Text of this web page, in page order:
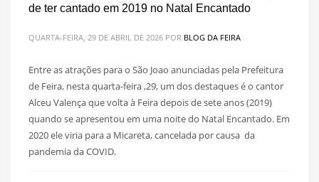
de ter cantado em 2019 no Natal Encantado
QUARTA-FEIRA, 29 DE ABRIL DE 2026 POR BLOG DA FEIRA
Entre as atrações para o São Joao anunciadas pela Prefeitura
de Feira, nesta quarta-feira ,29, um dos destaques é o cantor
Alceu Valença que volta à Feira depois de sete anos (2019)
quando se apresentou em uma noite do Natal Encantado. Em
2020 ele viria para a Micareta, cancelada por causa da
pandemia da COVID.